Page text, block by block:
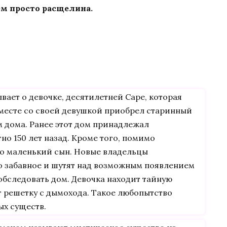
просто расщелина.
о девочке, десятилетней Саре, которая
со своей девушкой приобрел старинный
дома. Ранее этот дом принадлежал
150 лет назад. Кроме того, помимо
маленький сын. Новые владельцы
забавное и шутят над возможным появлением
дом. Девочка находит тайную
решетку с дымохода. Такое любопытство
существ.